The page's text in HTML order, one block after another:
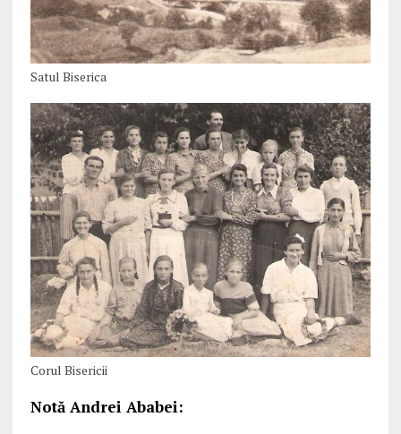
Satul Biserica
Corul Bisericii
Notă Andrei Ababei: